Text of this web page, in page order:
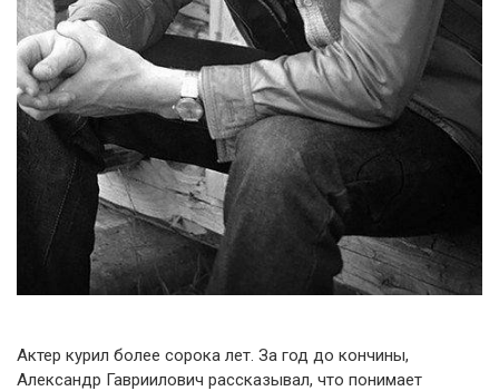
Актер курил более сорока лет. За год до кончины,
Александр Гавриилович рассказывал, что понимает